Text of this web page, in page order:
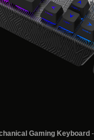
Gaming Keyboard